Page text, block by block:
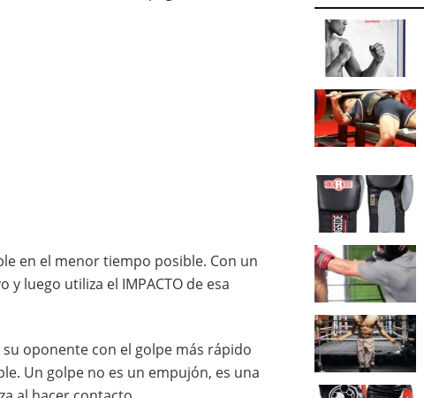
en el menor tiempo posible. Con un
luego utiliza el IMPACTO de esa
oponente con el golpe más rápido
Un golpe no es un empujón, es una